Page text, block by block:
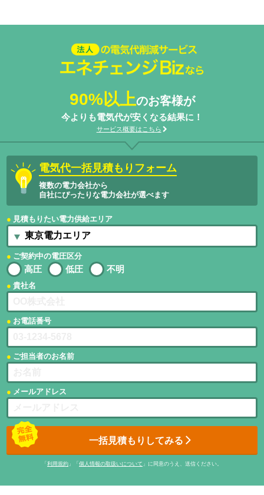
法人の電気代削減サービスエネ
チェンジ Biz
90%以上のお客様が
今よりも電気代が安くなる結果に！
サービス概要はこちら
電気代一括見積もりフォーム
複数の電力会社から
自社にぴったりな電力会社が選べます
見積もりたい電力供給エリア
ご契約中の電圧区分
高圧 低圧 不明
貴社名
お電話番号
ご担当者のお名前
メールアドレス
一括見積もりしてみる
「 利用規約 」「 個人情報の取扱いについて 」に同意のうえ、送信ください。